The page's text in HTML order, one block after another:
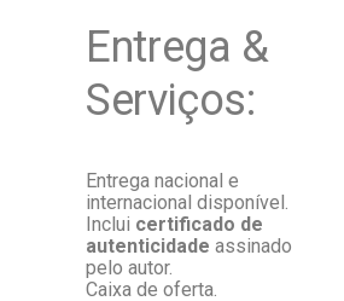
Entrega &
Serviços:
Entrega nacional e
internacional disponível.
Inclui certificado de
autenticidade assinado
pelo autor.
Caixa de oferta.